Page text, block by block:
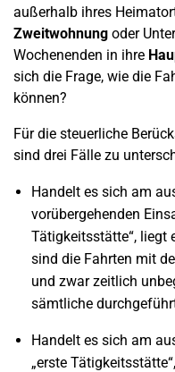
außerhalb ihres
Zweitwohnung oder
Wochenenden in ihre
sich die Frage, wie die
können?
Für die steuerliche
sind drei Fälle zu
Handelt es sich am
vorübergehenden
Tätigkeitsstätte“, liegt
sind die Fahrten mit
und zwar zeitlich
sämtliche
Handelt es sich am
„erste